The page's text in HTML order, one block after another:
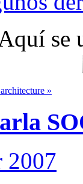
se
»
2007